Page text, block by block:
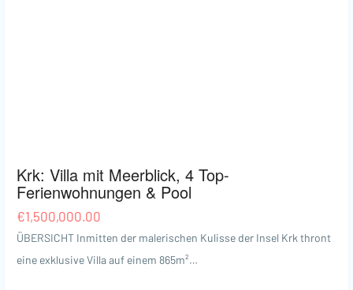
Krk: Villa mit Meerblick, 4 Top-
Ferienwohnungen & Pool
€1,500,000.00
ÜBERSICHT Inmitten der malerischen Kulisse der Insel Krk thront
eine exklusive Villa auf einem 865m²…